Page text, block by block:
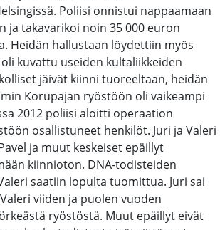
Poliisi onnistui nappaamaan
ja takavarikoi noin 35 000 euron
Heidän hallustaan löydettiin myös
kuvattu useiden kultaliikkeiden
jäivät kiinni tuoreeltaan, heidän
Korupajan ryöstöön oli vaikeampi
2012 poliisi aloitti operaation
osallistuneet henkilöt. Juri ja Valeri
ja muut keskeiset epäillyt
kiinnioton. DNA-todisteiden
saatiin lopulta tuomittua. Juri sai
viiden ja puolen vuoden
ryöstöstä. Muut epäillyt eivät